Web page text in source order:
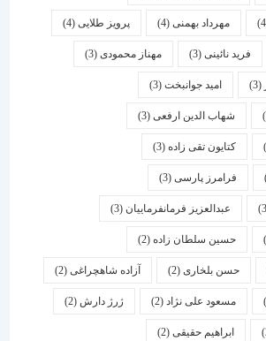
مهرداد بهمنی (4) پرویز طلایی(4)
(3) مهناز محمودی(3)
امید جوانبخت(3)
الدین ارفعی(3)
تقی زاده(3)
پارسی(3)
عبدالعزیز فرمانفرماییان(3)
سلطان زاده(2)
بلخاری(2) آزاده شاهچراغی(2)
علی نژاد(2) ژرژ دارش (2)
حقیقی(2)